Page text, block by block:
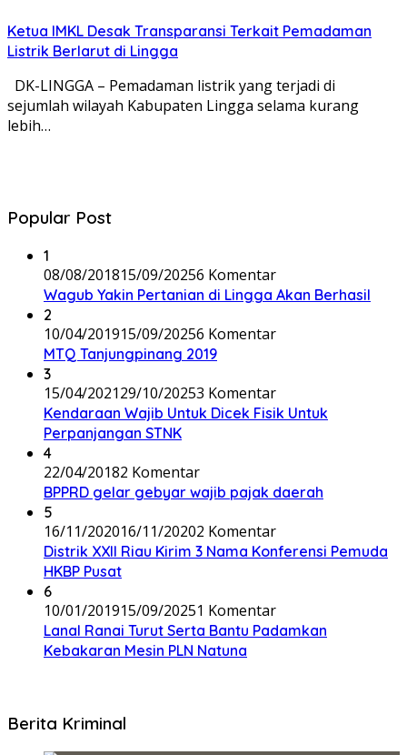
Ketua IMKL Desak Transparansi Terkait Pemadaman
Listrik Berlarut di Lingga
DK-LINGGA – Pemadaman listrik yang terjadi di
sejumlah wilayah Kabupaten Lingga selama kurang
lebih…
Popular Post
1
08/08/201815/09/20256 Komentar
Wagub Yakin Pertanian di Lingga Akan Berhasil
2
10/04/201915/09/20256 Komentar
MTQ Tanjungpinang 2019
3
15/04/202129/10/20253 Komentar
Kendaraan Wajib Untuk Dicek Fisik Untuk
Perpanjangan STNK
4
22/04/20182 Komentar
BPPRD gelar gebyar wajib pajak daerah
5
16/11/202016/11/20202 Komentar
Distrik XXII Riau Kirim 3 Nama Konferensi Pemuda
HKBP Pusat
6
10/01/201915/09/20251 Komentar
Lanal Ranai Turut Serta Bantu Padamkan
Kebakaran Mesin PLN Natuna
Berita Kriminal